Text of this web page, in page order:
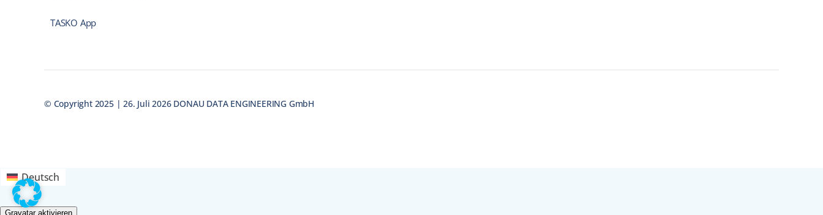
TASKO App
© Copyright 2025 | 26. Juli 2026 DONAU DATA ENGINEERING GmbH
Deutsch
Gravatar aktivieren